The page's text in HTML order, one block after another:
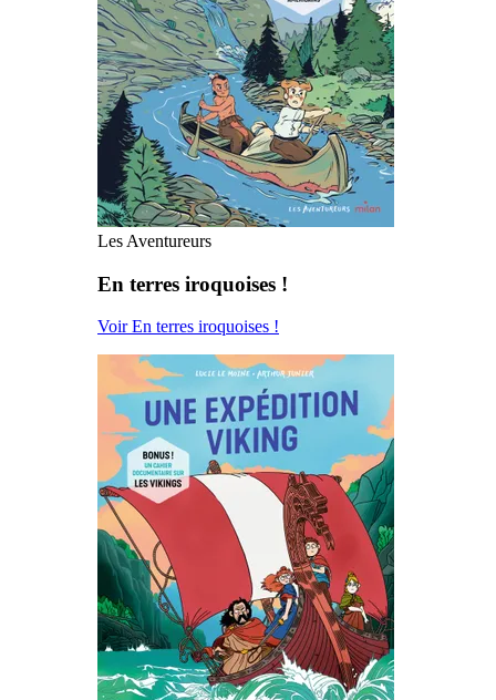
Les Aventureurs
En terres iroquoises !
Voir En terres iroquoises !